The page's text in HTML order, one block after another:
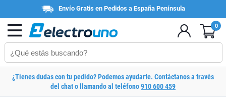
Envío Gratis en Pedidos a España Península
0
¿Tienes dudas con tu pedido? Podemos ayudarte. Contáctanos a través
del chat o llamando al teléfono910 600 459